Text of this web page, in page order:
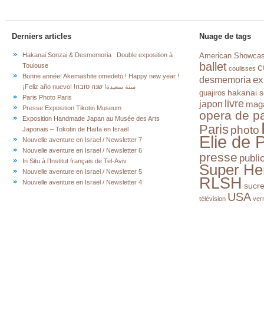
Derniers articles
Hakanai Sonzai & Desmemoria : Double exposition à
Toulouse
Bonne année! Akemashite omedetō ! Happy new year !
¡Feliz año nuevo! !سنة سعيدة! שנה טובה
Paris Photo Paris
Presse Exposition Tikotin Museum
Exposition Handmade Japan au Musée des Arts
Japonais – Tokotin de Haïfa en Israël
Nouvelle aventure en Israel / Newsletter 7
Nouvelle aventure en Israel / Newsletter 6
In Situ à l’Institut français de Tel-Aviv
Nouvelle aventure en Israel / Newsletter 5
Nouvelle aventure en Israel / Newsletter 4
Nuage de tags
American
ballet coulisses
desmemoria
guajiros hakanai
japon livre
opera de
Paris photo
Elie de
presse
Super
RLSH sucre
télévision USA